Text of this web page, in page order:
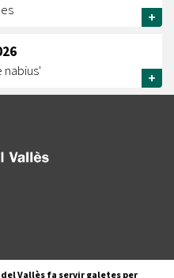
+
+
Vallès fa servir galetes per